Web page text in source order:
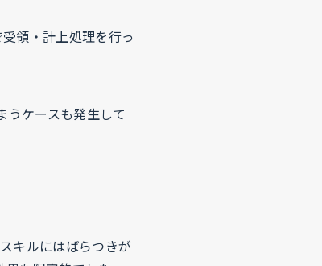
領・計上処理を行っ
うケースも発生して
キルにはばらつきが